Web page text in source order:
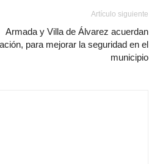
Artículo siguiente
Armada y Villa de Álvarez acuerdan
para mejorar la seguridad en el
municipio